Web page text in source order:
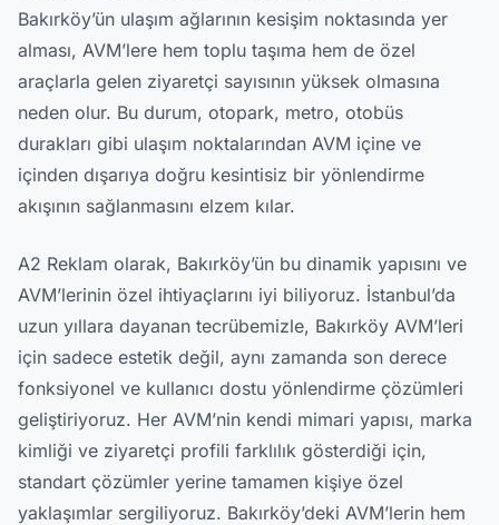
Bakırköy’ün ulaşım ağlarının kesişim noktasında yer
alması, AVM’lere hem toplu taşıma hem de özel
araçlarla gelen ziyaretçi sayısının yüksek olmasına
neden olur. Bu durum, otopark, metro, otobüs
durakları gibi ulaşım noktalarından AVM içine ve
içinden dışarıya doğru kesintisiz bir yönlendirme
akışının sağlanmasını elzem kılar.
A2 Reklam olarak, Bakırköy’ün bu dinamik yapısını ve
AVM’lerinin özel ihtiyaçlarını iyi biliyoruz. İstanbul’da
uzun yıllara dayanan tecrübemizle, Bakırköy AVM’leri
için sadece estetik değil, aynı zamanda son derece
fonksiyonel ve kullanıcı dostu yönlendirme çözümleri
geliştiriyoruz. Her AVM’nin kendi mimari yapısı, marka
kimliği ve ziyaretçi profili farklılık gösterdiği için,
standart çözümler yerine tamamen kişiye özel
yaklaşımlar sergiliyoruz. Bakırköy’deki AVM’lerin hem